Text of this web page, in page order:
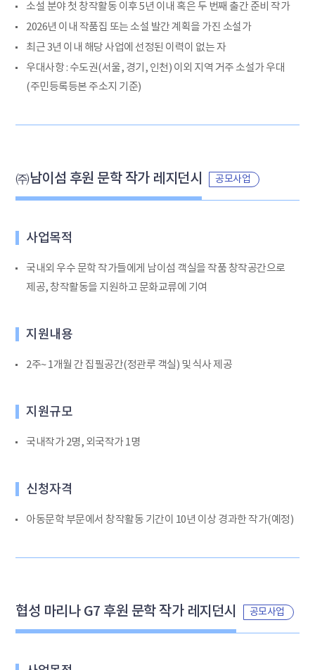
소설 분야 첫 창작활동 이후 5년 이내 혹은 두 번째 출간 준비 작가
2026년 이내 작품집 또는 소설 발간 계획을 가진 소설가
최근 3년 이내 해당 사업에 선정된 이력이 없는 자
우대사항 : 수도권(서울, 경기, 인천) 이외 지역 거주 소설가 우대
(주민등록등본 주소지 기준)
㈜남이섬 후원 문학 작가 레지던시 공모사업
사업목적
국내외 우수 문학 작가들에게 남이섬 객실을 작품 창작공간으로
제공, 창작활동을 지원하고 문화교류에 기여
지원내용
2주~ 1개월 간 집필공간(정관루 객실) 및 식사 제공
지원규모
국내작가 2명, 외국작가 1명
신청자격
아동문학 부문에서 창작활동 기간이 10년 이상 경과한 작가(예정)
협성 마리나 G7 후원 문학 작가 레지던시 공모사업